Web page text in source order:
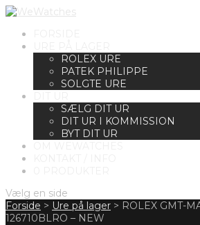
ROLEX URE
PATEK PHILIPPE
SOLGTE URE
SÆLG DIT UR
DIT UR I KOMMISSION
BYT DIT UR
Vælg en side
Forside > Ure på lager > ROLEX GMT-
126710BLRO – NEW